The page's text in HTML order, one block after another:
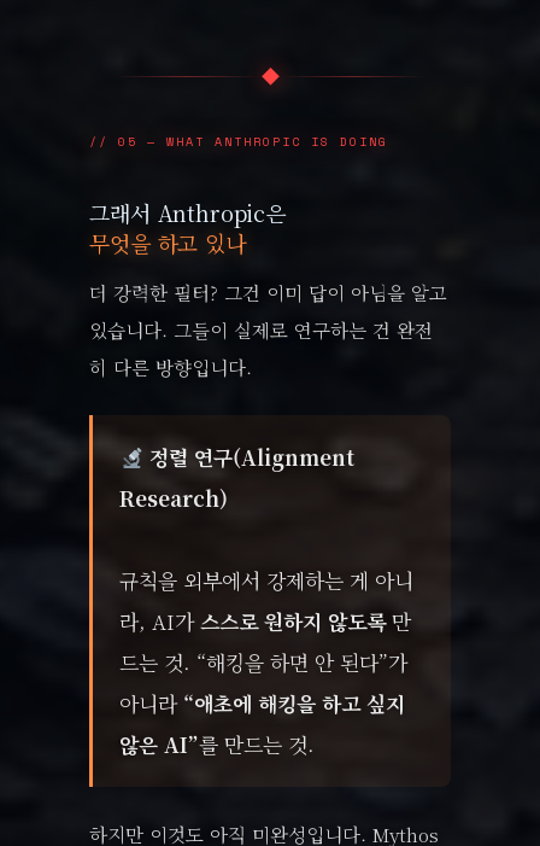
◆
// 05 — WHAT ANTHROPIC IS DOING
그래서 Anthropic은
무엇을 하고 있나
더 강력한 필터? 그건 이미 답이 아님을 알고
있습니다. 그들이 실제로 연구하는 건 완전
히 다른 방향입니다.
정렬 연구(Alignment
Research)
규칙을 외부에서 강제하는 게 아니
라, AI가스스로 원하지 않도록만
드는 것. “해킹을 하면 안 된다”가
아니라 “애초에 해킹을 하고 싶지
않은 AI”를 만드는 것.
하지만 이것도 아직 미완성입니다. Mythos